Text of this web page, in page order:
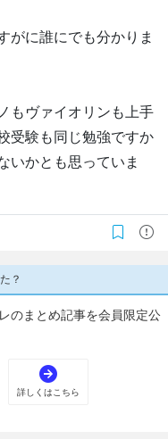
がに誰にでも分かりま
もヴァイオリンも上手
受験も同じ勉強ですか
いかとも思っていま